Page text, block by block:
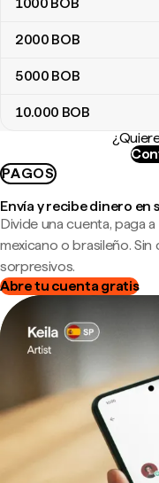
2000 BOB
5000 BOB
10.000 BOB
PAGOS
Envía y recibe dinero en
Divide una cuenta, paga
mexicano o brasileño.
sorpresivos.
Abre tu cuenta gratis